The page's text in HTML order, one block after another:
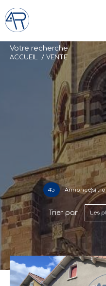
Votre recherche
ACCUEIL VENTE
45 Annonce(s)
Trier par Les